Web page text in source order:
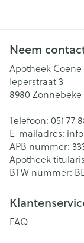
Neem
Apotheek Coene
Ieperstraat 3
8980 Zonnebeke
Telefoon: 051 77
E-mailadres:
APB nummer:
Apotheek
BTW nummer:
FAQ